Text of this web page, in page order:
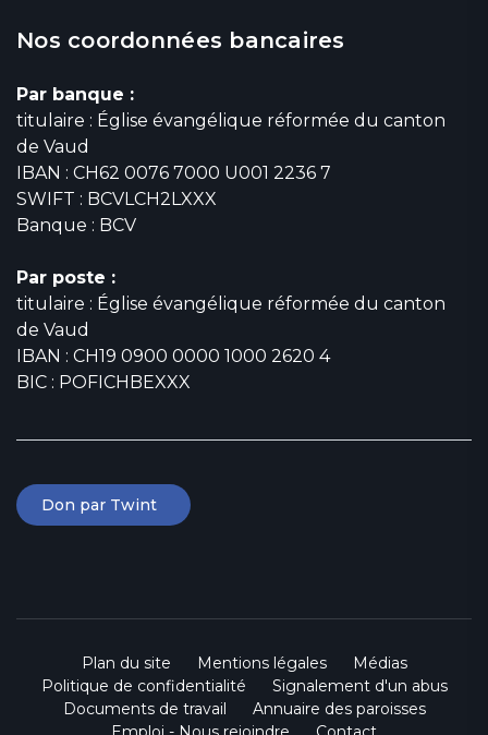
Nos coordonnées bancaires
Par banque :
titulaire : Église évangélique réformée du canton
de Vaud
IBAN : CH62 0076 7000 U001 2236 7
SWIFT : BCVLCH2LXXX
Banque : BCV
Par poste :
titulaire : Église évangélique réformée du canton
de Vaud
IBAN : CH19 0900 0000 1000 2620 4
BIC : POFICHBEXXX
Don par Twint
Plan du site Mentions légales
Médias
Politique de confidentialité
Signalement d'un abus
Documents de travail
Annuaire des paroisses